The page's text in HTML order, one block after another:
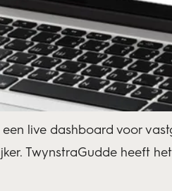
live dashboard voor
TwynstraGudde heeft